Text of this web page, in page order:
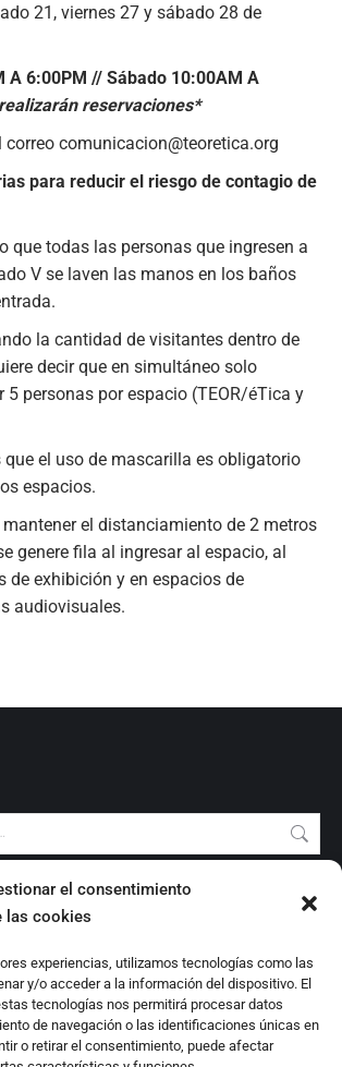
el consentimiento
las cookies
experiencias, utilizamos tecnologías como las
y/o acceder a la información del dispositivo. El
tecnologías nos permitirá procesar datos
de navegación o las identificaciones únicas en
o retirar el consentimiento, puede afectar
21, viernes 27 y sábado 28 de
A 6:00PM // Sábado 10:00AM A
reservaciones*
comunicacion@teoretica.org
para reducir el riesgo de contagio de
que todas las personas que ingresen a
V se laven las manos en los baños
la cantidad de visitantes dentro de
decir que en simultáneo solo
5 personas por espacio (TEOR/éTica y
que el uso de mascarilla es obligatorio
espacios.
el distanciamiento de 2 metros
genere fila al ingresar al espacio, al
de exhibición y en espacios de
audiovisuales.